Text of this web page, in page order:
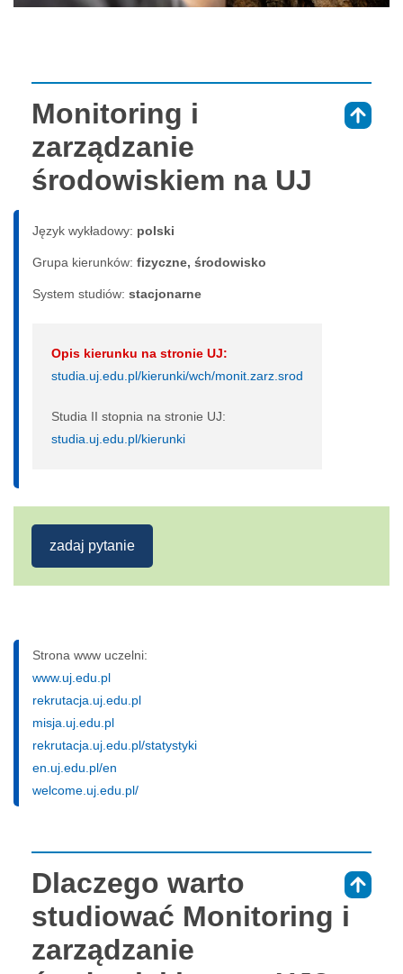
Monitoring i
zarządzanie
środowiskiem na UJ
Język wykładowy: polski
Grupa kierunków: fizyczne, środowisko
System studiów: sta­cjo­nar­ne
Opis kierunku na stronie UJ:
studia.uj.edu.pl/kierunki/wch/monit.zarz.srod
Studia II stopnia na stronie UJ:
studia.uj.edu.pl/kierunki
zadaj pytanie
Strona www uczelni:
www.uj.edu.pl
rekrutacja.uj.edu.pl
misja.uj.edu.pl
rekrutacja.uj.edu.pl/statystyki
en.uj.edu.pl/en
welcome.uj.edu.pl/
Dlaczego warto
studiować Monitoring i
zarządzanie